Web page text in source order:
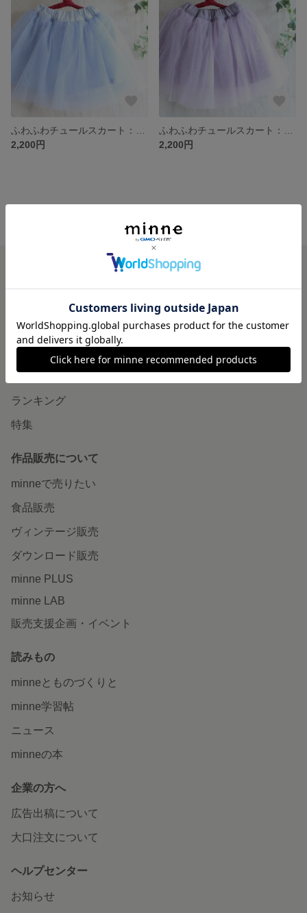
2,200円
2,200円
ksfactory97 の作品一覧
minneについて
minneで買いたい
作品をさがす
ランキング
特集
作品販売について
minneで売りたい
食品販売
ヴィンテージ販売
ダウンロード販売
minne PLUS
minne LAB
販売支援企画・イベント
読みもの
minneとものづくりと
minne学習帖
ニュース
minneの本
企業の方へ
広告出稿について
大口注文について
ヘルプセンター
お知らせ